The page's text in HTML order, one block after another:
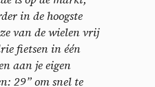
in de hoogste
van de wielen vrij
fietsen in één
aan je eigen
29” om snel te